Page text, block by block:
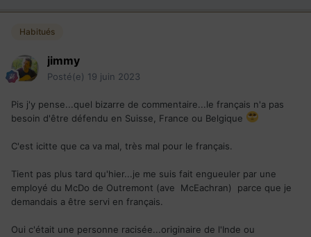
Habitués
jimmy
Posté(e) 19 juin 2023
Pis j'y pense...quel bizarre de commentaire...le français n'a pas
besoin d'être défendu en Suisse, France ou Belgique
C'est icitte que ca va mal, très mal pour le français.
Tient pas plus tard qu'hier...je me suis fait engueuler par une
employé du McDo de Outremont (ave McEachran) parce que je
demandais a être servi en français.
Oui c'était une personne racisée...originaire de l'Inde ou